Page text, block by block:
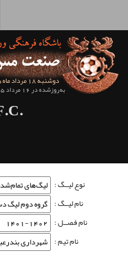
Sanat